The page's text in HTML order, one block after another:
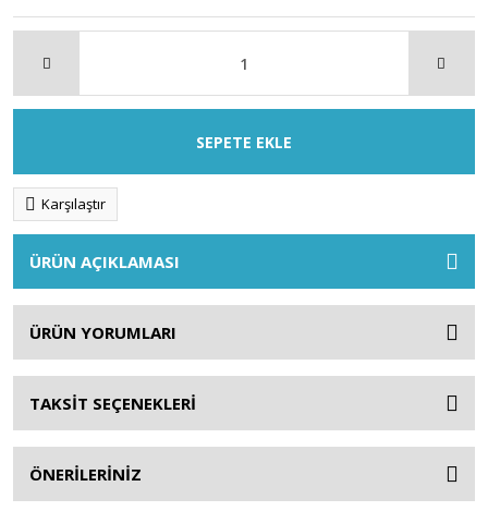
SEPETE EKLE
Karşılaştır
ÜRÜN AÇIKLAMASI
ÜRÜN YORUMLARI
TAKSİT SEÇENEKLERİ
ÖNERİLERİNİZ